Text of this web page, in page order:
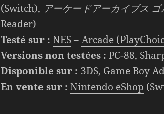
(Switch), アーケードアーカイブス
Reader)
Testé sur : NES–Arcade
Versions non testées : PC-88,
Disponible sur : 3DS, Game Boy
En vente sur : Nintendo eShop